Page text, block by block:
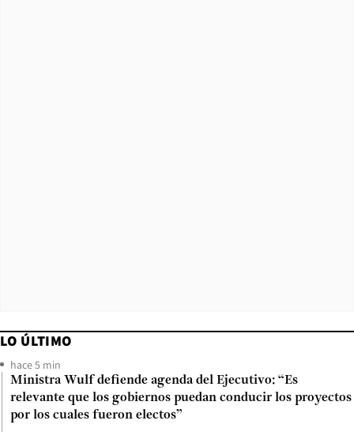
LO ÚLTIMO
hace 5 min
Ministra Wulf defiende agenda del Ejecutivo: “Es
relevante que los gobiernos puedan conducir los proyectos
por los cuales fueron electos”